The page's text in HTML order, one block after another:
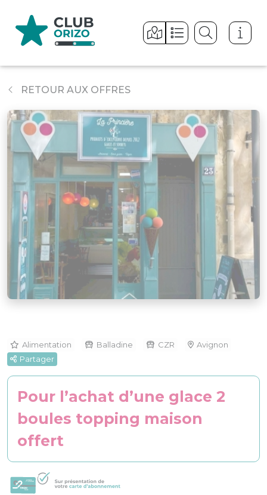
RETOUR AUX OFFRES
Alimentation Balladine CZR
Avignon
Partager
Pour l’achat d’une glace 2
boules topping maison
offert